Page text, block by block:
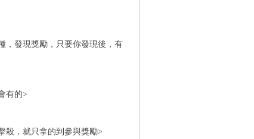
，發現獎勵，只要你發現後，有
有的>
殺，就只拿的到參與獎勵>